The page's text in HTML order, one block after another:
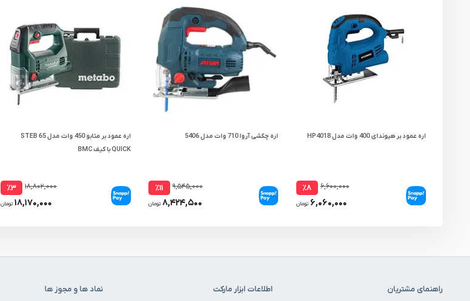
اره عمود بر هیوندای 400 وات مدل HP4018
۶,۶۰۰,۰۰۰ ٪۸
۶,۰۶۰,۰۰۰ تومان
اره چکشی آروا 710 وات مدل 5406
۹,۵۴۵,۰۰۰ ٪۱۱
۸,۴۲۴,۵۰۰ تومان
اره عمود بر متابو 450 وات مدل STEB 65
QUICK با کیف BMC
۱۸,۸۰۲,۰۰۰ ٪۳
۱۸,۱۷۰,۰۰۰ تومان
راهنمای مشتریان اطلاعات ابزار مارکت نماد ها و مجوز ها